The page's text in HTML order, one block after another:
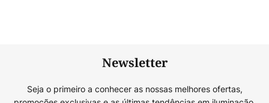
Newsletter
Seja o primeiro a conhecer as nossas melhores ofertas,